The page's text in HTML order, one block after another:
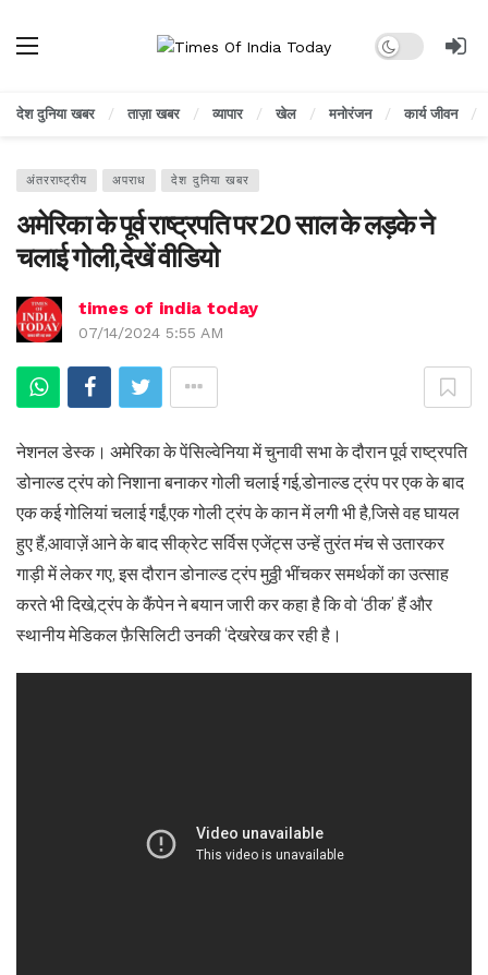
Dark mode
देश दुनिया खबर ताज़ा खबर व्यापार खेल मनोरंजन कार्य जीवन
अंतरराष्ट्रीय अपराध देश दुनिया खबर
अमेरिका के पूर्व राष्ट्रपति पर 20 साल के लड़के ने
चलाई गोली,देखें वीडियो
times of india today
07/14/2024 5:55 AM
नेशनल डेस्क। अमेरिका के पेंसिल्वेनिया में चुनावी सभा के दौरान पूर्व राष्ट्रपति
डोनाल्ड ट्रंप को निशाना बनाकर गोली चलाई गई,डोनाल्ड ट्रंप पर एक के बाद
एक कई गोलियां चलाई गईं,एक गोली ट्रंप के कान में लगी भी है,जिसे वह घायल
हुए हैं,आवाज़ें आने के बाद सीक्रेट सर्विस एजेंट्स उन्हें तुरंत मंच से उतारकर
गाड़ी में लेकर गए, इस दौरान डोनाल्ड ट्रंप मुठ्ठी भींचकर समर्थकों का उत्साह
करते भी दिखे,ट्रंप के कैंपेन ने बयान जारी कर कहा है कि वो ‘ठीक’ हैं और
स्थानीय मेडिकल फ़ैसिलिटी उनकी ‘देखरेख कर रही है।